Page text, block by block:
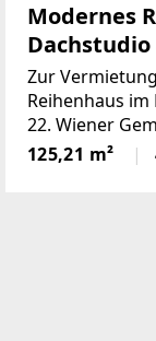
Modernes
ruhiger
Zur
Reihenhaus
22. Wiener
insgesamt 15
ruhige Lage
125,21 m²